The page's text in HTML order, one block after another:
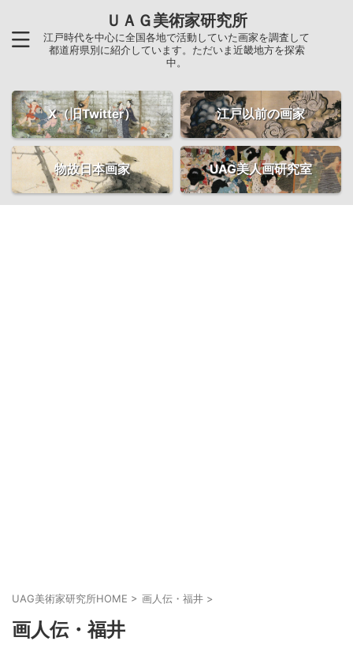
ＵＡＧ美術家研究所
江戸時代を中心に全国各地で活動していた画家を調査して
都道府県別に紹介しています。ただいま近畿地方を探索
中。
X（旧Twitter） 江戸以前の画家
物故日本画家 UAG美人画研究室
UAG美術家研究所HOME > 画人伝・福井 >
画人伝・福井